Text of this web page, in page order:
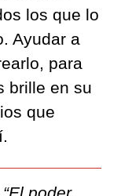
los que lo
Ayudar a
para
brille en su
que
“El poder